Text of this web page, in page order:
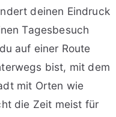
deinen Eindruck
Tagesbesuch
auf einer Route
bist, mit dem
mit Orten wie
die Zeit meist für